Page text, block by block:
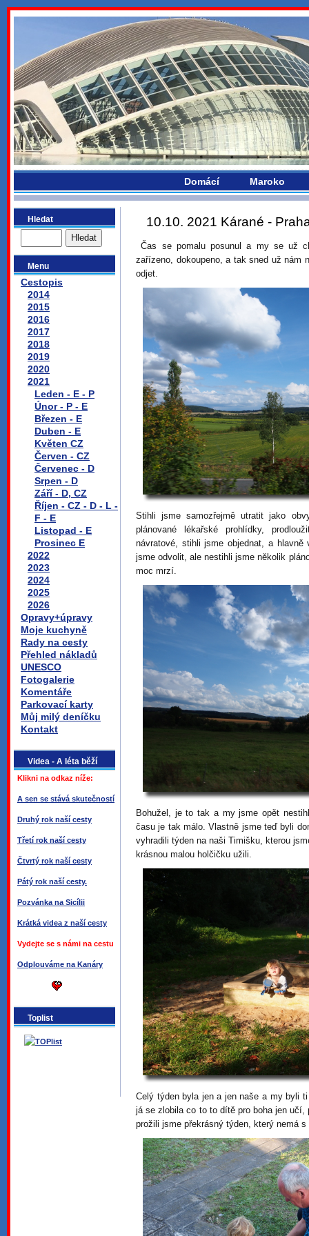
bydlikemevropou.com
Domácí Maroko
Hledat
Menu
Cestopis
2014
2015
2016
2017
2018
2019
2020
2021
Leden - E - P
Únor - P - E
Březen - E
Duben - E
Květen CZ
Červen - CZ
Červenec - D
Srpen - D
Září - D, CZ
Říjen - CZ - D - L -
F - E
Listopad - E
Prosinec E
2022
2023
2024
2025
2026
Opravy+úpravy
Moje kuchyně
Rady na cesty
Přehled nákladů
UNESCO
Fotogalerie
Komentáře
Parkovací karty
Můj milý deníčku
Kontakt
Videa - A léta běží
Klikni na odkaz níže:
A sen se stává skutečností
Druhý rok naší cesty
Třetí rok naší cesty
Čtvrtý rok naší cesty
Pátý rok naší cesty.
Pozvánka na Sicílii
Krátká videa z naší cesty
Vydejte se s námi na cestu
Odplouváme na Kanáry
Toplist
10.10. 2021 Kárané -
Čas se pomalu posunul a my se už
zařízeno, dokoupeno, a tak sned už nám
odjet.
Stihli jsme samozřejmě utratit jako
plánované lékařské prohlídky,
návratové, stihli jsme objednat, a
jsme odvolit, ale nestihli jsme několik
moc mrzí.
Bohužel, je to tak a my jsme opět
času je tak málo. Vlastně jsme teď byli
vyhradili týden na naši Timišku, kterou
krásnou malou holčičku užili.
Celý týden byla jen a jen naše a my byli
já se zlobila co to to dítě pro boha jen
prožili jsme překrásný týden, který nemá